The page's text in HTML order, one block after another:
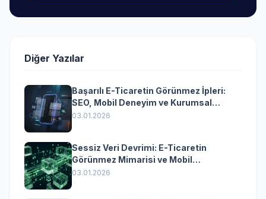
Diğer Yazılar
Başarılı E-Ticaretin Görünmez İpleri:
SEO, Mobil Deneyim ve Kurumsal
Yazılımın Kazandıran Senkronizasyonu
03.01.2026
Sessiz Veri Devrimi: E-Ticaretin
Görünmez Mimarisi ve Mobil
Dönüşümün Kurumsal Anahtarı
03.01.2026